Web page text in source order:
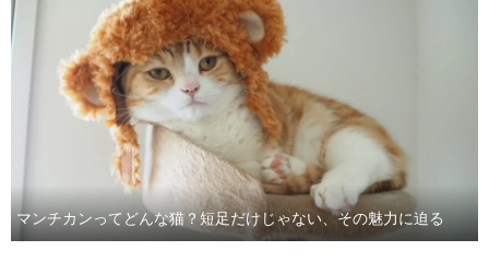
マンチカンってどんな猫？短足だけじゃない、その魅力に迫る